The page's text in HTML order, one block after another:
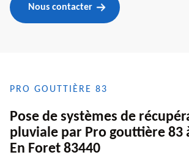
Nous contacter
PRO GOUTTIÈRE 83
Pose de systèmes de
pluviale par Pro gouttière 83
En Foret 83440